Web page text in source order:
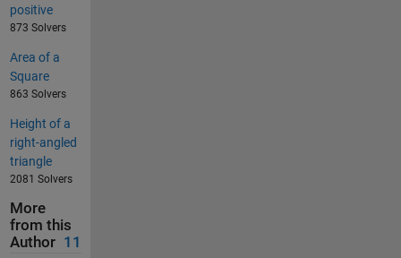
positive
873 Solvers
Area of a
Square
863 Solvers
Height of a
right-angled
triangle
2081 Solvers
More
from this
Author 11